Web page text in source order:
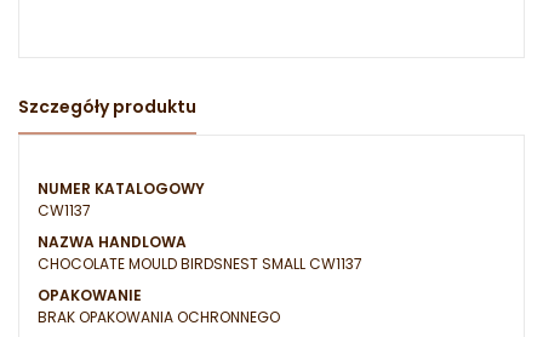
Szczegóły produktu
NUMER KATALOGOWY
CW1137
NAZWA HANDLOWA
CHOCOLATE MOULD BIRDSNEST SMALL CW1137
OPAKOWANIE
BRAK OPAKOWANIA OCHRONNEGO